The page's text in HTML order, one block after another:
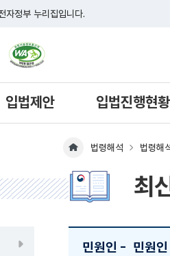
자정부 누리집입니다.
한국웹접근성인증평가원 웹접근성 사
입법제안 입법진행현황
메인페이지 이동
법령해석 법령해
최
민원인 - 민원